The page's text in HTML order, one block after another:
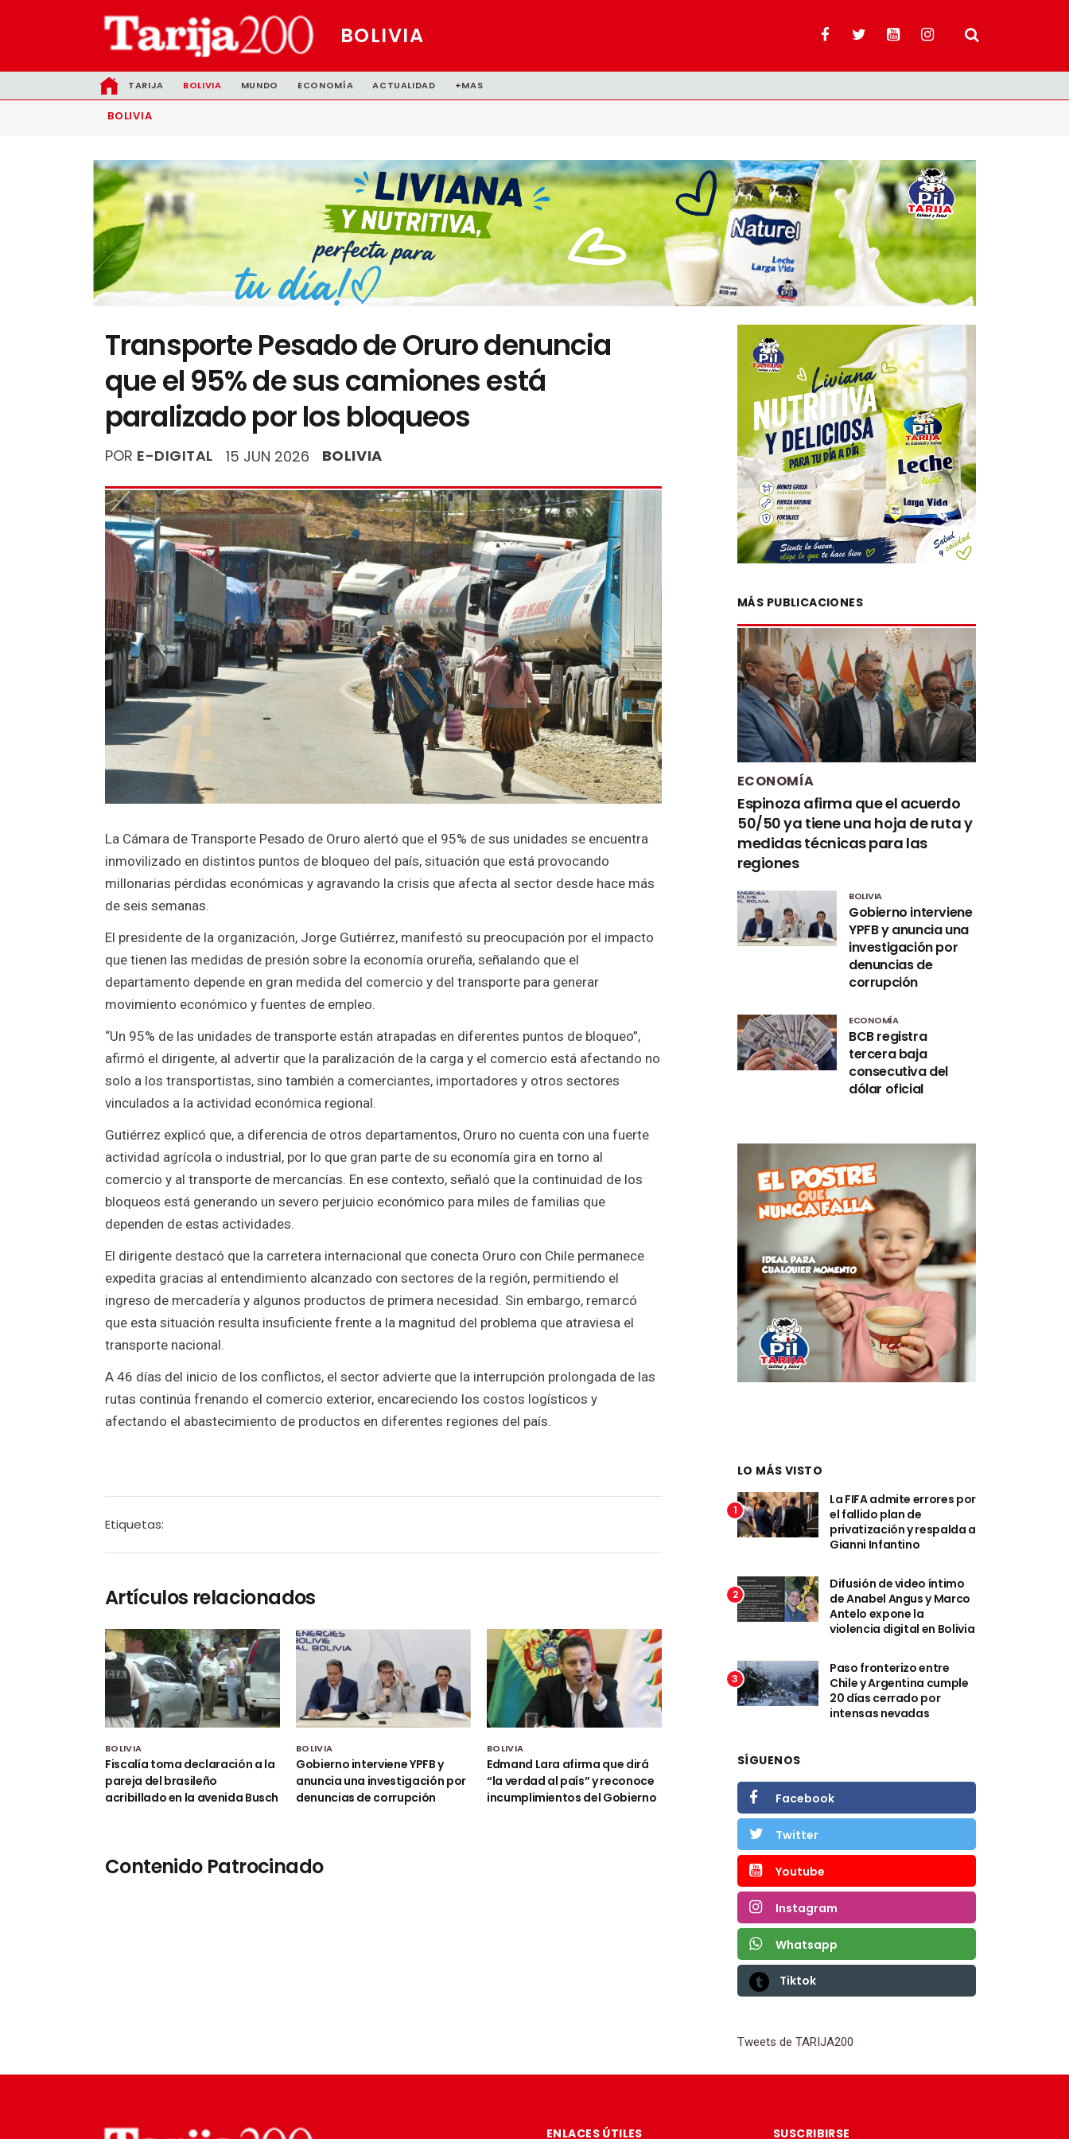
BOLIVIA
TARIJA BOLIVIA MUNDO ECONOMÍA ACTUALIDAD +MAS
BOLIVIA
Transporte Pesado de Oruro denuncia
que el 95% de sus camiones está
paralizado por los bloqueos
POR E-DIGITAL 15 JUN 2026 BOLIVIA
La Cámara de Transporte Pesado de Oruro alertó que el 95% de sus unidades se encuentra
inmovilizado en distintos puntos de bloqueo del país, situación que está provocando
millonarias pérdidas económicas y agravando la crisis que afecta al sector desde hace más
de seis semanas.
El presidente de la organización, Jorge Gutiérrez, manifestó su preocupación por el impacto
que tienen las medidas de presión sobre la economía orureña, señalando que el
departamento depende en gran medida del comercio y del transporte para generar
movimiento económico y fuentes de empleo.
“Un 95% de las unidades de transporte están atrapadas en diferentes puntos de bloqueo”,
afirmó el dirigente, al advertir que la paralización de la carga y el comercio está afectando no
solo a los transportistas, sino también a comerciantes, importadores y otros sectores
vinculados a la actividad económica regional.
Gutiérrez explicó que, a diferencia de otros departamentos, Oruro no cuenta con una fuerte
actividad agrícola o industrial, por lo que gran parte de su economía gira en torno al
comercio y al transporte de mercancías. En ese contexto, señaló que la continuidad de los
bloqueos está generando un severo perjuicio económico para miles de familias que
dependen de estas actividades.
El dirigente destacó que la carretera internacional que conecta Oruro con Chile permanece
expedita gracias al entendimiento alcanzado con sectores de la región, permitiendo el
ingreso de mercadería y algunos productos de primera necesidad. Sin embargo, remarcó
que esta situación resulta insuficiente frente a la magnitud del problema que atraviesa el
transporte nacional.
A 46 días del inicio de los conflictos, el sector advierte que la interrupción prolongada de las
rutas continúa frenando el comercio exterior, encareciendo los costos logísticos y
afectando el abastecimiento de productos en diferentes regiones del país.
Etiquetas:
Artículos relacionados
BOLIVIA
Fiscalía toma declaración a la
pareja del brasileño
acribillado en la avenida Busch
BOLIVIA
Gobierno interviene YPFB y
anuncia una investigación por
denuncias de corrupción
BOLIVIA
Edmand Lara afirma que dirá
“la verdad al país” y reconoce
incumplimientos del Gobierno
Contenido Patrocinado
MÁS PUBLICACIONES
ECONOMÍA
Espinoza afirma que el acuerdo
50/50 ya tiene una hoja de ruta y
medidas técnicas para las
regiones
BOLIVIA
Gobierno interviene
YPFB y anuncia una
investigación por
denuncias de
corrupción
ECONOMÍA
BCB registra
tercera baja
consecutiva del
dólar oficial
LO MÁS VISTO
1
La FIFA admite errores por
el fallido plan de
privatización y respalda a
Gianni Infantino
2
Difusión de video íntimo
de Anabel Angus y Marco
Antelo expone la
violencia digital en Bolivia
3
Paso fronterizo entre
Chile y Argentina cumple
20 días cerrado por
intensas nevadas
SÍGUENOS
Facebook
Twitter
Youtube
Instagram
Whatsapp
Tiktok
Tweets de TARIJA200
ENLACES ÚTILES SUSCRIBIRSE